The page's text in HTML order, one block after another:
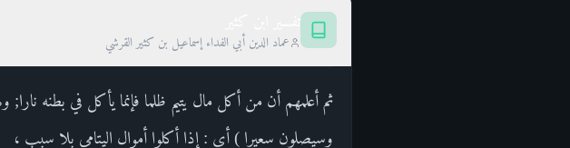
عماد الدين أبي الفداء إسماعيل بن كثير القرشي
ثم أعلمهم أن من أكل مال يتيم ظلما فإنما يأكل في بطنه نارا;
وسيصلون سعيرا ) أي : إذا أكلوا أموال اليتامى بلا سبب ،